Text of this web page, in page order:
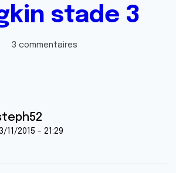
stade 3
3 commentaires
11/2015 - 21:29